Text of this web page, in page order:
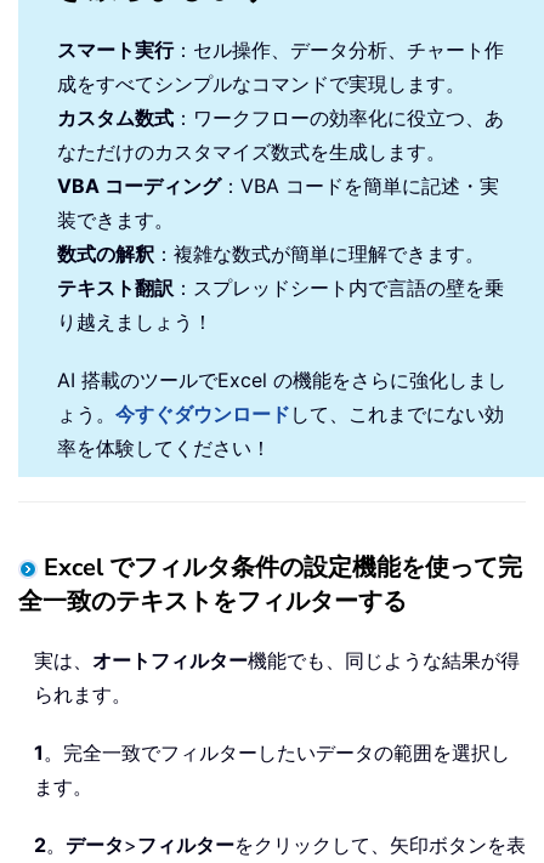
スマート実行：セル操作、データ分析、チャート作
成をすべてシンプルなコマンドで実現します。
カスタム数式 ：ワークフローの効率化に役立つ、あ
なただけのカスタマイズ数式を生成します。
VBA コーディング：VBA コードを簡単に記述・実
装できます。
数式の解釈 ：複雑な数式が簡単に理解できます。
テキスト翻訳 ：スプレッドシート内で言語の壁を乗
り越えましょう！
AI 搭載のツールでExcel の機能をさらに強化しまし
ょう。 今すぐダウンロード して、これまでにない効
率を体験してください！
Excel でフィルタ条件の設定機能を使って完
全一致のテキストをフィルターする
実は、 オートフィルター機能でも、同じような結果が得
られます。
1 。完全一致でフィルターしたいデータの範囲を選択し
ます。
2。 データ>フィルターをクリックして、矢印ボタンを表